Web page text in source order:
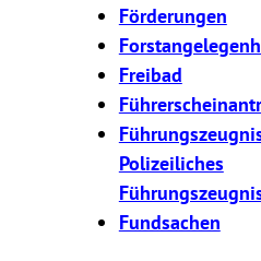
Förderungen
Freibad
Polizeiliches
Fundsachen